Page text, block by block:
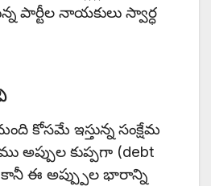
పార్టీల నాయకులు స్వార్ధ
కోసమే ఇస్తున్న సంక్షేమ
అప్పుల కుప్పగా (debt
కానీ ఈ అప్ప్పుల భారాన్ని